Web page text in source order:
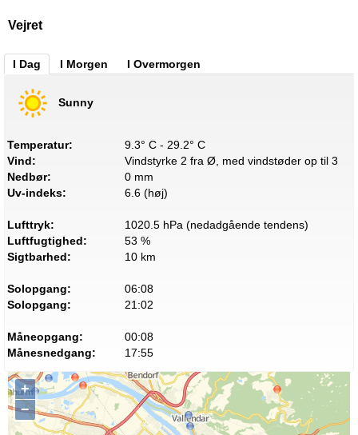
Vejret
I Dag I Morgen I Overmorgen
Sunny
Temperatur:
9.3° C - 29.2° C
Vind:
Vindstyrke 2 fra Ø, med vindstøder op til 3
Nedbør:
0 mm
Uv-indeks:
6.6 (høj)
Lufttryk:
1020.5 hPa (nedadgående tendens)
Luftfugtighed:
53 %
Sigtbarhed:
10 km
Solopgang:
06:08
Solopgang:
21:02
Måneopgang:
00:08
Månesnedgang:
17:55
+
−